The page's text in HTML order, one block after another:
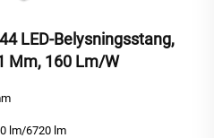
LED-Belysningsstang,
Mm, 160 Lm/W
lm/6720 lm